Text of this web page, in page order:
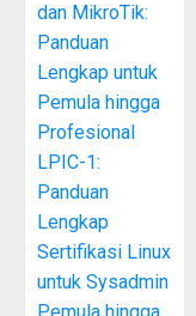
dan MikroTik:
Panduan
Lengkap untuk
Pemula hingga
Profesional
LPIC-1:
Panduan
Lengkap
Sertifikasi Linux
untuk Sysadmin